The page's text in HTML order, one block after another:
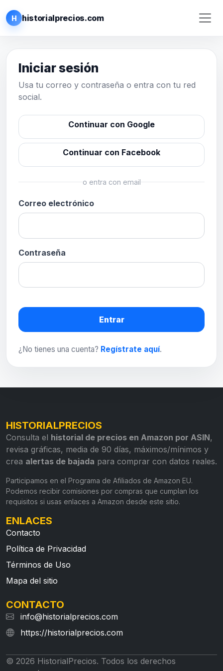
H historialprecios.com
Iniciar sesión
Usa tu correo y contraseña o entra con tu red
social.
Continuar con Google
Continuar con Facebook
o entra con email
Correo electrónico
Contraseña
Entrar
¿No tienes una cuenta? Regístrate aquí.
HISTORIALPRECIOS
Consulta el historial de precios en Amazon por ASIN,
revisa gráficas, media de 90 días, máximos/mínimos y
crea alertas de bajada para comprar con datos reales.
Participamos en el Programa de Afiliados de Amazon EU.
Podemos recibir comisiones por compras que cumplan los
requisitos si usas enlaces a Amazon desde este sitio.
ENLACES
Contacto
Política de Privacidad
Términos de Uso
Mapa del sitio
CONTACTO
info@historialprecios.com
https://historialprecios.com
© 2026 HistorialPrecios. Todos los derechos